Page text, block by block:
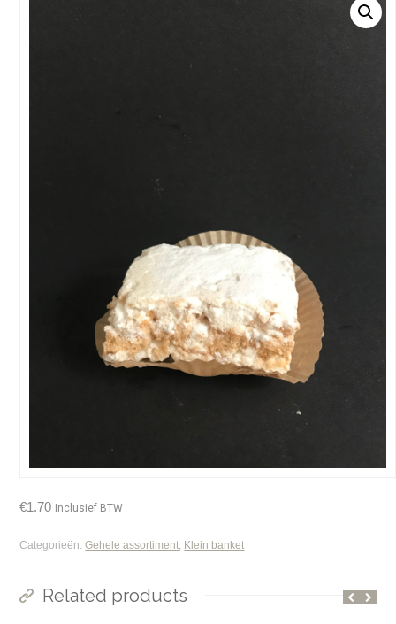
€1.70 Inclusief BTW
Categorieën:Gehele assortiment Klein banket
Related products